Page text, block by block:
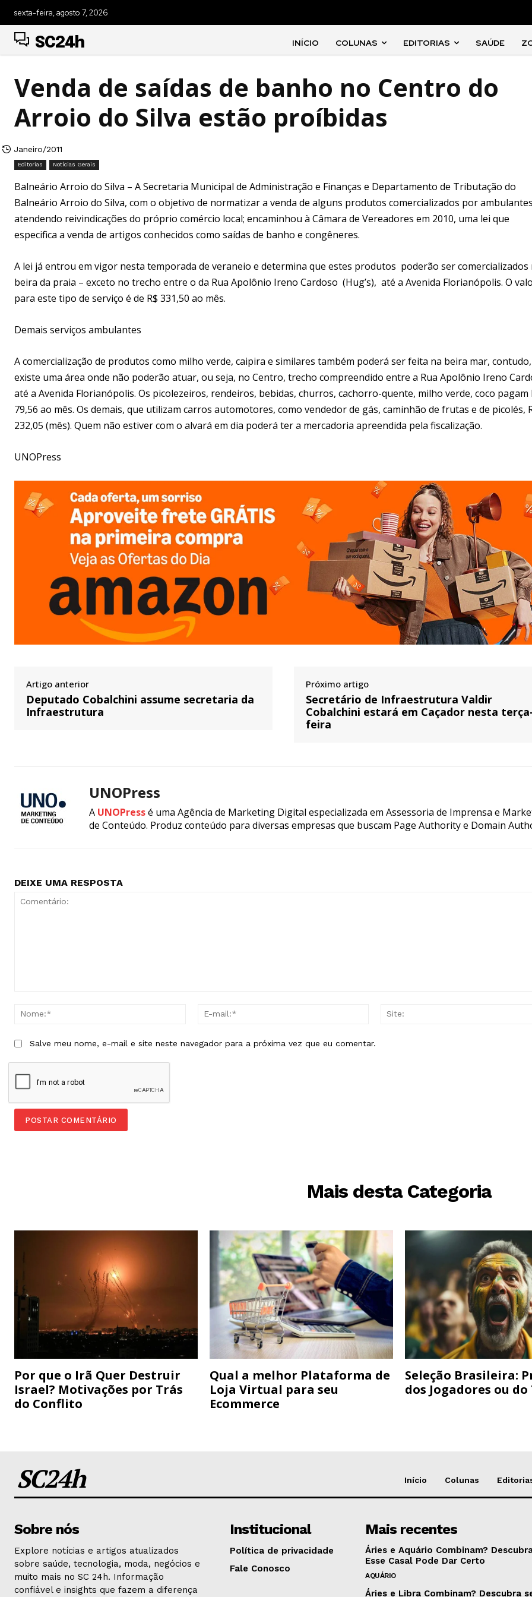
sexta-feira, agosto 7, 2026
SC24h INÍCIO COLUNAS EDITORIAS SAÚDE
Venda de saídas de banho no Centro do
Arroio do Silva estão proíbidas
Janeiro/2011
Editorias Notícias Gerais
Balneário Arroio do Silva – A Secretaria Municipal de Administração e Finanças e Departamento de Tributação do
Balneário Arroio do Silva, com o objetivo de normatizar a venda de alguns produtos comercializados por
atendendo reivindicações do próprio comércio local; encaminhou à Câmara de Vereadores em 2010, uma lei que
especifica a venda de artigos conhecidos como saídas de banho e congêneres.
A lei já entrou em vigor nesta temporada de veraneio e determina que estes produtos poderão ser comercializados
beira da praia – exceto no trecho entre o da Rua Apolônio Ireno Cardoso (Hug’s), até a Avenida Florianópolis. O
para este tipo de serviço é de R$ 331,50 ao mês.
Demais serviços ambulantes
A comercialização de produtos como milho verde, caipira e similares também poderá ser feita na beira mar, contudo,
existe uma área onde não poderão atuar, ou seja, no Centro, trecho compreendido entre a Rua Apolônio Ireno
até a Avenida Florianópolis. Os picolezeiros, rendeiros, bebidas, churros, cachorro-quente, milho verde, coco pagam
79,56 ao mês. Os demais, que utilizam carros automotores, como vendedor de gás, caminhão de frutas e de picolés,
232,05 (mês). Quem não estiver com o alvará em dia poderá ter a mercadoria apreendida pela fiscalização.
UNOPress
Artigo anterior
Deputado Cobalchini assume secretaria da
Infraestrutura
Próximo artigo
Secretário de Infraestrutura Valdir
Cobalchini estará em Caçador nesta
feira
UNOPress
A UNOPressé uma Agência de Marketing Digital especializada em Assessoria de Imprensa e
de Conteúdo. Produz conteúdo para diversas empresas que buscam Page Authority e Domain
DEIXE UMA RESPOSTA
Nome:*
Salve meu nome, e-mail e site neste navegador para a próxima vez que eu comentar.
Mais desta Categoria
Por que o Irã Quer Destruir
Israel? Motivações por Trás
do Conflito
Qual a melhor Plataforma de
Loja Virtual para seu
Ecommerce
Seleção Brasileira:
dos Jogadores ou do
SC24h Início Colunas
Sobre nós
Explore notícias e artigos atualizados
sobre saúde, tecnologia, moda, negócios e
muito mais no SC 24h. Informação
confiável e insights que fazem a diferença
Institucional
Política de privacidade
Fale Conosco
Mais recentes
Áries e Aquário Combinam?
Esse Casal Pode Dar Certo
AQUÁRIO
Áries e Libra Combinam? Descubra